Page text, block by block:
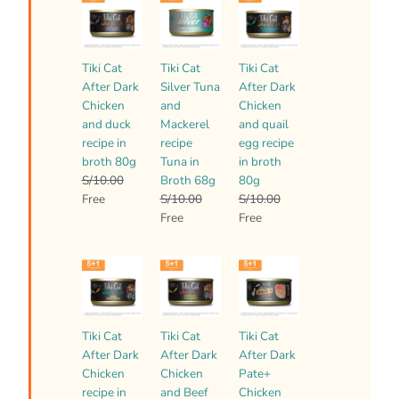
Tiki Cat
After Dark
Chicken
and duck
recipe in
broth 80g
S/10.00
precio
original
S/10.00.
Free
precio
actual
es:
Free.
Tiki Cat
Silver Tuna
and
Mackerel
recipe
Tuna in
Broth 68g
S/10.00
precio
original
S/10.00.
Free
precio
actual
es:
Free.
Tiki Cat
After Dark
Chicken
and quail
egg recipe
in broth
80g
S/10.00
precio
original
Free
precio
actual
es:
Free.
Tiki Cat
After Dark
Chicken
recipe in
precio
original
S/10.00.
El
precio
actual
Free.
Tiki Cat
After Dark
Chicken
and Beef
precio
original
S/10.00.
El
precio
actual
Free.
Tiki Cat
After Dark
Pate+
Chicken
precio
original
El
precio
actual
Free.